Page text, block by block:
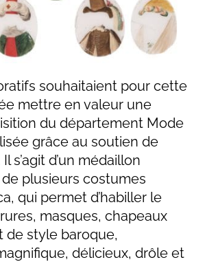
souhaitaient pour cette
mettre en valeur une
du département Mode
grâce au soutien de
s’agit d’un médaillon
plusieurs costumes
qui permet d’habiller le
masques, chapeaux
de style baroque,
délicieux, drôle et